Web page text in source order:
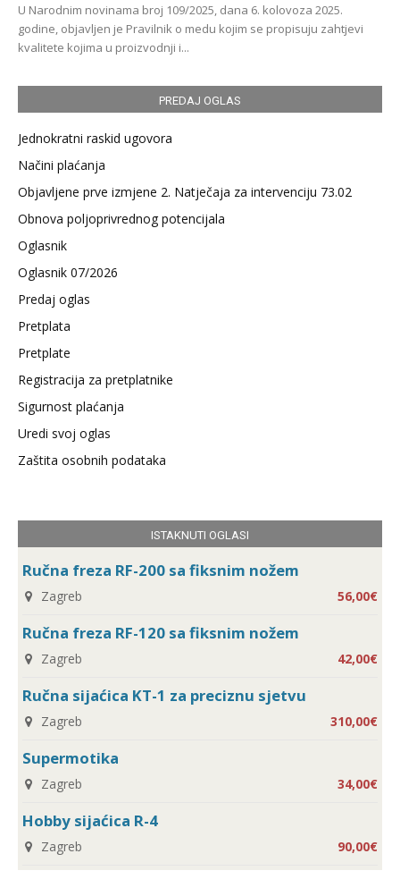
U Narodnim novinama broj 109/2025, dana 6. kolovoza 2025.
godine, objavljen je Pravilnik o medu kojim se propisuju zahtjevi
kvalitete kojima u proizvodnji i...
PREDAJ OGLAS
Jednokratni raskid ugovora
Načini plaćanja
Objavljene prve izmjene 2. Natječaja za intervenciju 73.02
Obnova poljoprivrednog potencijala
Oglasnik
Oglasnik 07/2026
Predaj oglas
Pretplata
Pretplate
Registracija za pretplatnike
Sigurnost plaćanja
Uredi svoj oglas
Zaštita osobnih podataka
ISTAKNUTI OGLASI
Ručna freza RF-200 sa fiksnim nožem
Zagreb 56,00€
Ručna freza RF-120 sa fiksnim nožem
Zagreb 42,00€
Ručna sijaćica KT-1 za preciznu sjetvu
Zagreb 310,00€
Supermotika
Zagreb 34,00€
Hobby sijaćica R-4
Zagreb 90,00€